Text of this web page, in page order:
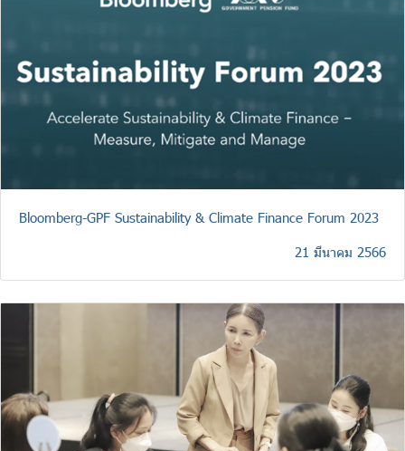
Bloomberg-GPF Sustainability & Climate Finance Forum 2023
21 มีนาคม 2566